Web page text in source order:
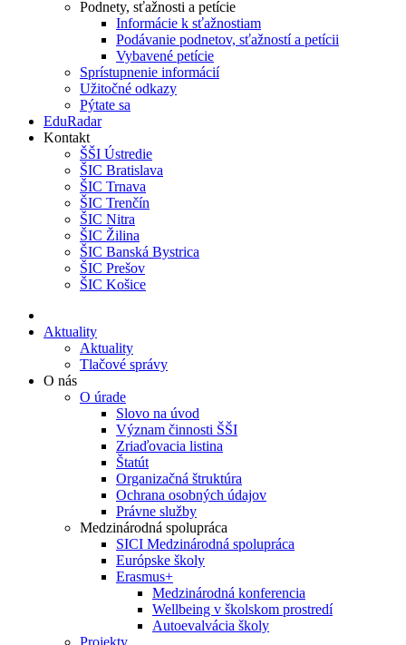
Podnety, sťažnosti a petície
Informácie k sťažnostiam
Podávanie podnetov, sťažností a petícii
Vybavené petície
Sprístupnenie informácií
Užitočné odkazy
Pýtate sa
EduRadar
Kontakt
ŠŠI Ústredie
ŠIC Bratislava
ŠIC Trnava
ŠIC Trenčín
ŠIC Nitra
ŠIC Žilina
ŠIC Banská Bystrica
ŠIC Prešov
ŠIC Košice
Aktuality
Aktuality
Tlačové správy
O nás
O úrade
Slovo na úvod
Význam činnosti ŠŠI
Zriaďovacia listina
Štatút
Organizačná štruktúra
Ochrana osobných údajov
Právne služby
Medzinárodná spolupráca
SICI Medzinárodná spolupráca
Európske školy
Erasmus+
Medzinárodná konferencia
Wellbeing v školskom prostredí
Autoevalvácia školy
Projekty